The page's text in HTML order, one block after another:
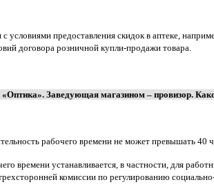
предоставления скидок в аптеке,
договора розничной купли-продажи товара.
«Оптика». Заведующая магазином – провизор.
рабочего времени не может превышать 40
времени устанавливается, в частности, для
комиссии по регулированию